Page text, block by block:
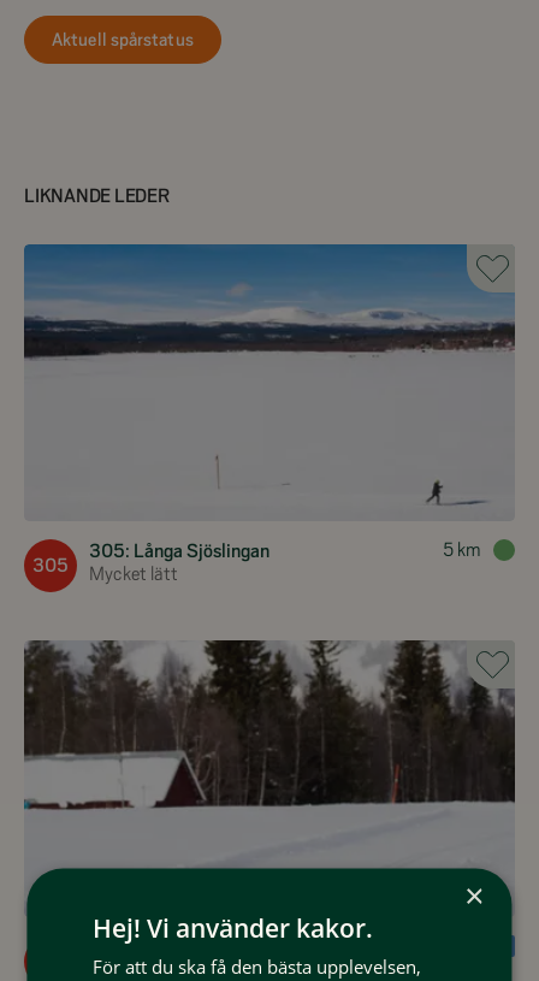
Aktuell spårstatus
LIKNANDE LEDER
305
305: Långa Sjöslingan
Mycket lätt
5 km
314: Byslingan
Lätt
×
Hej! Vi använder kakor.
För att du ska få den bästa upplevelsen,